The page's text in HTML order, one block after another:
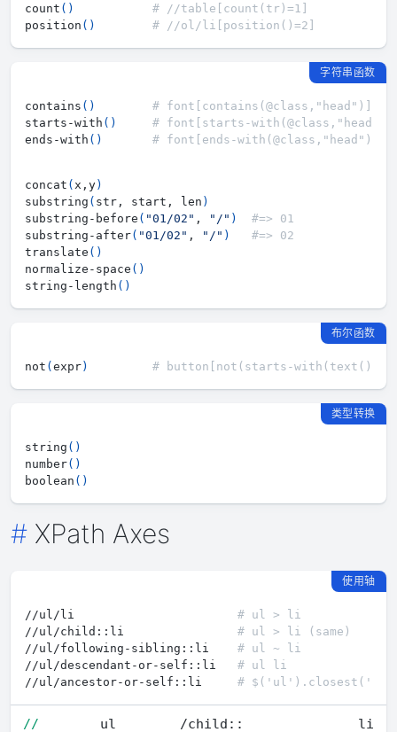
count ( )
# //table[count(tr)=1]
position ( ) # //ol/li[position()=2]
字符串函数
contains ( )
# font[contains(@class,"head")]
starts-with ( )
# font[starts-with(@class,"head")]
ends-with ( ) # font[ends-with(@class,"head")]
concat ( x,y)
substring ( str, start, len )
substring-before ( "01/02" , "/" )
#=> 01
substring-after( "01/02" , "/" )
#=> 02
translate ( )
normalize-space ( )
string-length ( )
布尔函数
not ( expr) # button[not(starts-
类型转换
string ( )
number( )
boolean ( )
XPath Axes
使用轴
//ul/li # ul > li
//ul/child::li # ul > li (same)
//ul/following-sibling::li # ul ~ li
//ul/descendant-or-self::li # ul li
//ul/ancestor-or-self::li #
// ul /child:: li